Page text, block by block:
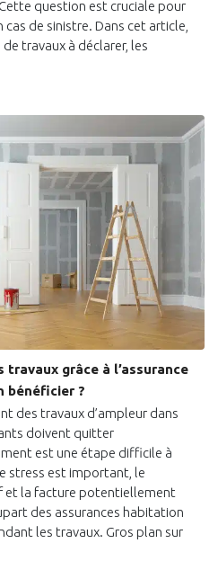
question est cruciale pour
de sinistre. Dans cet article,
travaux à déclarer, les
grâce à l’assurance
bénéficier ?
des travaux d’ampleur dans
doivent quitter
est une étape difficile à
stress est important, le
et la facture potentiellement
des assurances habitation
les travaux. Gros plan sur